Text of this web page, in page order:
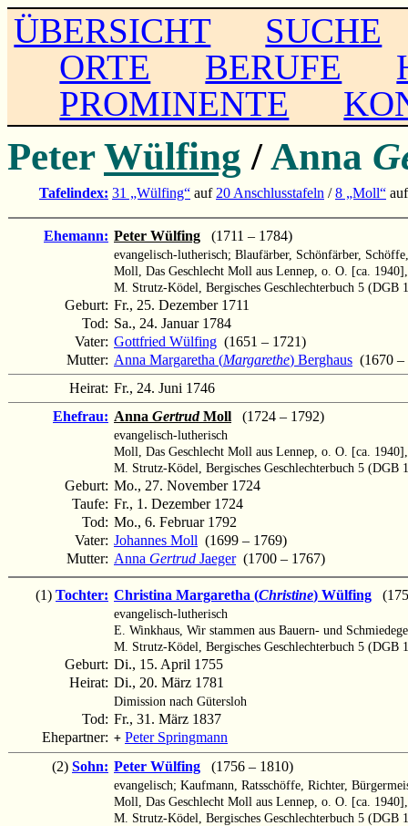
ÜBERSICHT
SUCHE
ORTE
BERUFE
PROMINENTE
PeterWülfing /Anna
Tafelindex: 31 „Wülfing“ auf 20 Anschlusstafeln /8 „Moll“
Ehemann: Peter Wülfing (1711 – 1784)
evangelisch-lutherisch; Blaufärber, Schönfärber,
Moll, Das Geschlecht Moll aus Lennep, o. O. [ca.
M. Strutz-Ködel, Bergisches Geschlechterbuch 5 (DGB
Geburt: Fr., 25. Dezember 1711
Tod: Sa., 24. Januar 1784
Vater: Gottfried Wülfing (1651 – 1721)
Mutter: Anna Margaretha (Margarethe) Berghaus (1670 –
Heirat: Fr., 24. Juni 1746
Ehefrau: Anna GertrudMoll (1724 – 1792)
evangelisch-lutherisch
Moll, Das Geschlecht Moll aus Lennep, o. O. [ca.
M. Strutz-Ködel, Bergisches Geschlechterbuch 5 (DGB
Geburt: Mo., 27. November 1724
Taufe: Fr., 1. Dezember 1724
Tod: Mo., 6. Februar 1792
Vater: Johannes Moll (1699 – 1769)
Mutter: Anna Gertrud Jaeger(1700 – 1767)
(1) Tochter: Christina Margaretha (Christine) Wülfing
evangelisch-lutherisch
E. Winkhaus, Wir stammen aus Bauern- und
M. Strutz-Ködel, Bergisches Geschlechterbuch 5 (DGB
Geburt: Di., 15. April 1755
Heirat: Di., 20. März 1781
Dimission nach Gütersloh
Tod: Fr., 31. März 1837
Ehepartner: + Peter Springmann
(2) Sohn: Peter Wülfing (1756 – 1810)
evangelisch; Kaufmann, Ratsschöffe, Richter,
Moll, Das Geschlecht Moll aus Lennep, o. O. [ca.
M. Strutz-Ködel, Bergisches Geschlechterbuch 5 (DGB